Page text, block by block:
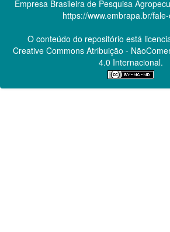
Empresa Brasileira de Pesquisa
https://www.embrapa.br/
O conteúdo do repositório está
Creative CommonsAtribuição -
4.0 Internacional.